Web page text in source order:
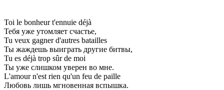
Toi le bonheur t'ennuie déjà
Тебя уже утомляет счастье,
Tu veux gagner d'autres batailles
Ты жаждешь выиграть другие битвы,
Tu es déjà trop sûr de moi
Ты уже слишком уверен во мне.
L'amour n'est rien qu'un feu de paille
Любовь лишь мгновенная вспышка.